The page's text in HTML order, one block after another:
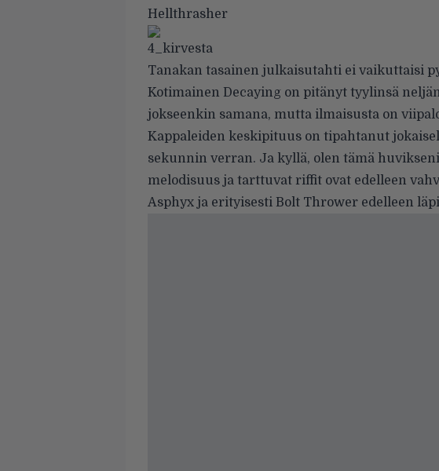
Hellthrasher
Tanakan tasainen julkaisutahti ei vaikuttaisi
Kotimainen Decaying on pitänyt tyylinsä
jokseenkin samana, mutta ilmaisusta on
Kappaleiden keskipituus on tipahtanut
sekunnin verran. Ja kyllä, olen tämä
melodisuus ja tarttuvat riffit ovat edelleen
Asphyx ja erityisesti Bolt Thrower edelleen